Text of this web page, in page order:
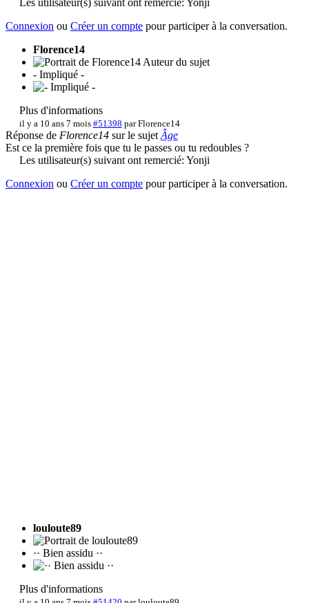
Les utilisateur(s) suivant ont remercié: Yonji
Connexion ou Créer un compte pour participer à la conversation.
Florence14
Auteur du sujet
- Impliqué -
Plus d'informations
il y a 10 ans 7 mois #51398 parFlorence14
Réponse de Florence14 sur le sujet Âge
Est ce la première fois que tu le passes ou tu redoubles ?
Les utilisateur(s) suivant ont remercié: Yonji
Connexion ou Créer un compte pour participer à la conversation.
louloute89
·· Bien assidu ··
Plus d'informations